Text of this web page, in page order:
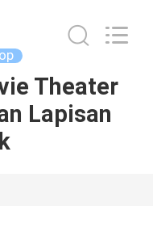
Theater
Lapisan